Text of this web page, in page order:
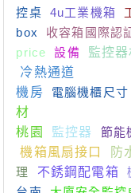
控桌 4u工業機箱
box
收容箱國際認
price
設備 監控
冷熱通道
機房
電腦機櫃尺寸
材
桃園
監控器 節能
機箱風扇接口
防
理
不銹鋼配電箱